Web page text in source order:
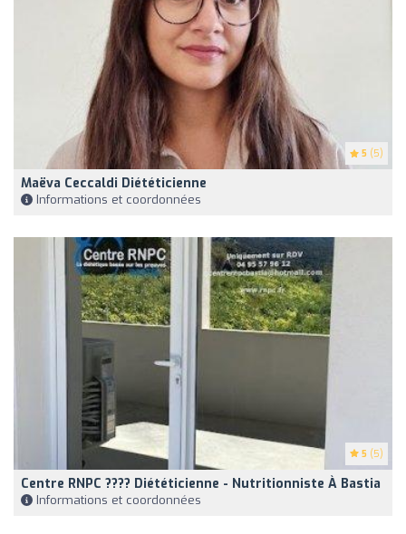
5 (5)
Maëva Ceccaldi Diététicienne
Informations et coordonnées
5 (5)
Centre RNPC ???? Diététicienne - Nutritionniste À Bastia
Informations et coordonnées